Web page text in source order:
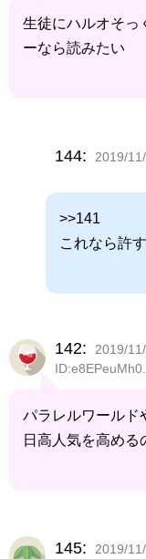
生徒にハルオそっ
ーなら読みたい
144: 2019/
>>141
これなら許す
142:
2019/
パラレルワールド
日高人気を高め
145: 2019/